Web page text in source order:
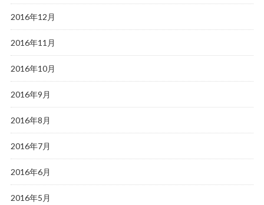
2016年12月
2016年11月
2016年10月
2016年9月
2016年8月
2016年7月
2016年6月
2016年5月